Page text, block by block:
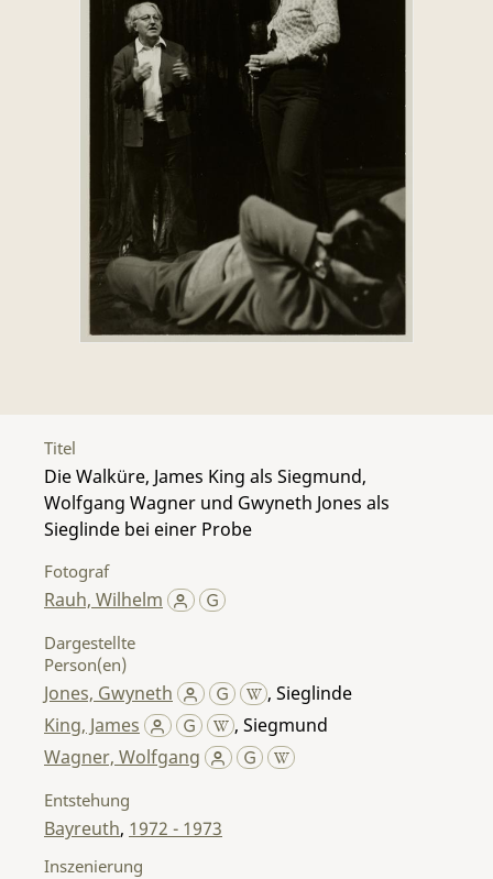
Titel
Die Walküre, James King als Siegmund,
Wolfgang Wagner und Gwyneth Jones als
Sieglinde bei einer Probe
Fotograf
Rauh, Wilhelm
Dargestellte
Person(en)
Jones, Gwyneth , Sieglinde
King, James
, Siegmund
Wagner, Wolfgang
Entstehung
Bayreuth, 1972 - 1973
Inszenierung